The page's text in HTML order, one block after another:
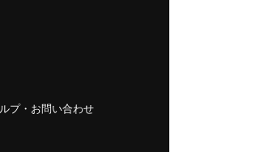
プ・お問い合わせ